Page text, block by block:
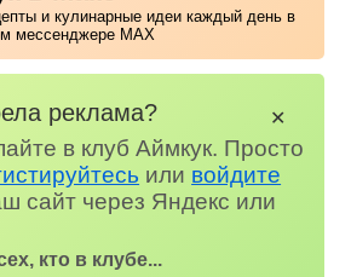
и кулинарные идеи каждый день в
мессенджере MAX
реклама?
в клуб Аймкук. Просто
или войдите
сайт через Яндекс или
кто в клубе...
✕